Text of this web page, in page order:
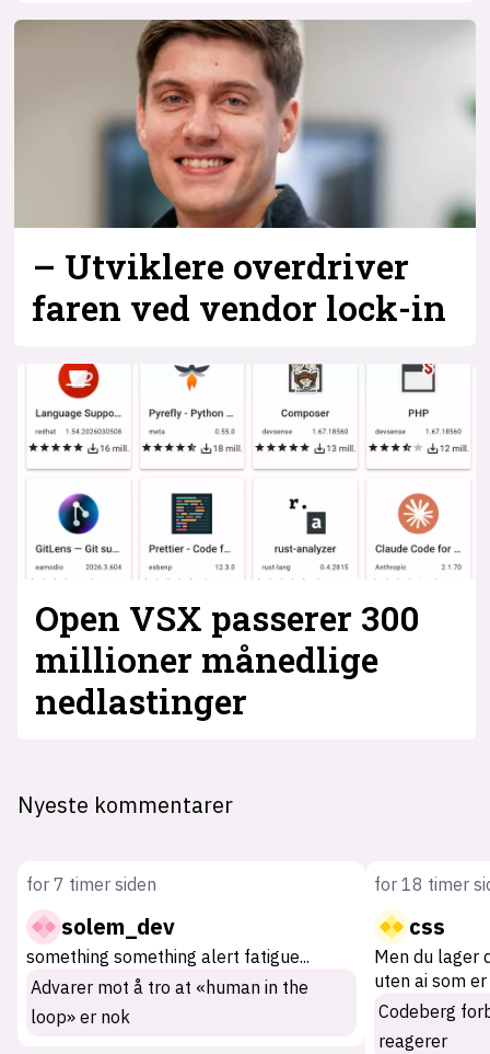
– Utviklere overdriver
faren ved vendor lock-in
Open VSX passerer 300
millioner månedlige
nedlastinger
Nyeste kommentarer
for 7 timer siden
solem_dev
something something alert fatigue...
Advarer mot å tro at «human in the
loop» er nok
for 18 timer
css
Men du lager
uten ai som
Codeberg
reagerer